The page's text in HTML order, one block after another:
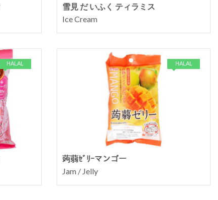
雪見 だ いふく ティラミス
Ice Cream
HALAL HALAL
蒟蒻ｾﾞﾘｰマンゴー
Jam / Jelly